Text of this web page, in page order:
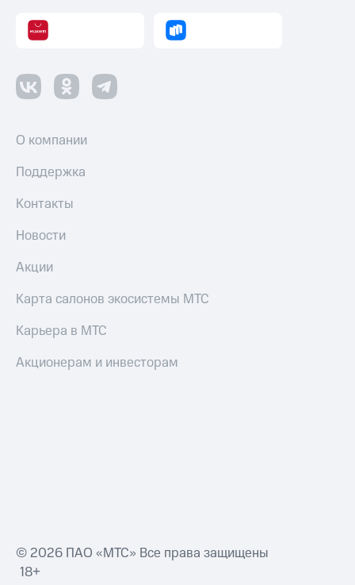
О компании
Поддержка
Контакты
Новости
Акции
Карта салонов экосистемы МТС
Карьера в МТС
Акционерам и инвесторам
© 2026 ПАО «МТС» Все права защищены
18+